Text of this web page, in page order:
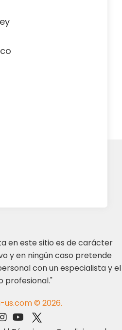
en este sitio es de carácter
y en ningún caso pretende
con un especialista y el
profesional."
© 2026.